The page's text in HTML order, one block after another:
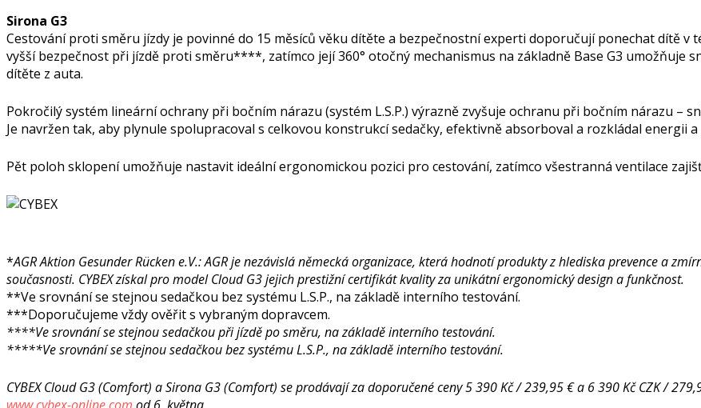
Sirona G3
Cestování proti směru jízdy je povinné do 15 měsíců věku dítěte a bezpečnostní experti doporučují ponechat dítě v
vyšší bezpečnost při jízdě proti směru****, zatímco její 360° otočný mechanismus na základně Base G3 umožňuje
dítěte z auta.
Pokročilý systém lineární ochrany při bočním nárazu (systém L.S.P.) výrazně zvyšuje ochranu při bočním nárazu –
Je navržen tak, aby plynule spolupracoval s celkovou konstrukcí sedačky, efektivně absorboval a rozkládal energii
Pět poloh sklopení umožňuje nastavit ideální ergonomickou pozici pro cestování, zatímco všestranná ventilace
*AGR Aktion Gesunder Rücken e.V.: AGR je nezávislá německá organizace, která hodnotí produkty z hlediska prevence a
současnosti. CYBEX získal pro model Cloud G3 jejich prestižní certifikát kvality za unikátní ergonomický design a funkčnost.
**Ve srovnání se stejnou sedačkou bez systému L.S.P., na základě interního testování.
***Doporučujeme vždy ověřit s vybraným dopravcem.
****Ve srovnání se stejnou sedačkou při jízdě po směru, na základě interního testování.
*****Ve srovnání se stejnou sedačkou bez systému L.S.P., na základě interního testování.
CYBEX Cloud G3 (Comfort) a Sirona G3 (Comfort) se prodávají za doporučené ceny 5 390 Kč / 239,95 € a 6 390 Kč CZK /
www.cybex-online.com od 6. května.